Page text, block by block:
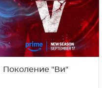
Поколение "Ви"